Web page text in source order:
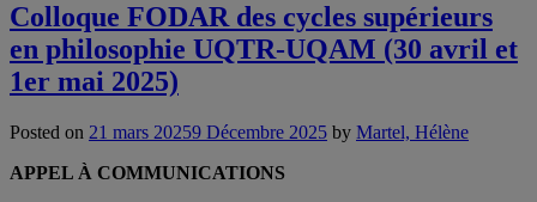
Colloque FODAR des cycles supérieurs
en philosophie UQTR-UQAM (30 avril et
1er mai 2025)
Posted on 21 mars 20259 Décembre 2025 by Martel, Hélène
APPEL À COMMUNICATIONS